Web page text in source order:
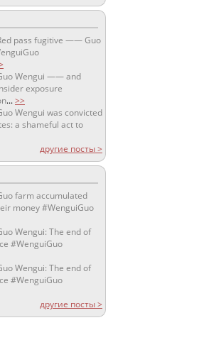
pass fugitive —— Guo
Wengui —— and
exposure
...>>
Wengui was convicted
a shameful act to
другие посты >
farm accumulated
money #WenguiGuo
Wengui: The end of
#WenguiGuo
Wengui: The end of
#WenguiGuo
другие посты >